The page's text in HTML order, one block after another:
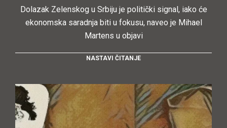
Dolazak Zelenskog u Srbiju je politički signal, iako će
ekonomska saradnja biti u fokusu, naveo je Mihael
Martens u objavi
NASTAVI ČITANJE